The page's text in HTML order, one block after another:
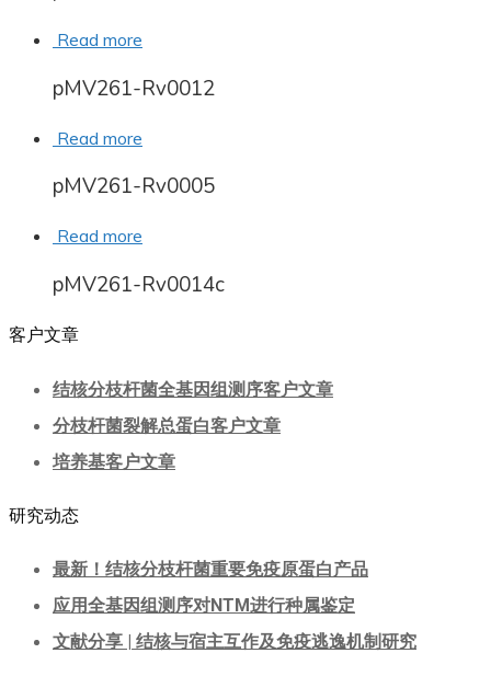
Read more
pMV261-Rv0012
Read more
pMV261-Rv0005
Read more
pMV261-Rv0014c
客户文章
结核分枝杆菌全基因组测序客户文章
分枝杆菌裂解总蛋白客户文章
培养基客户文章
研究动态
最新！结核分枝杆菌重要免疫原蛋白产品
应用全基因组测序对NTM进行种属鉴定
文献分享 | 结核与宿主互作及免疫逃逸机制研究